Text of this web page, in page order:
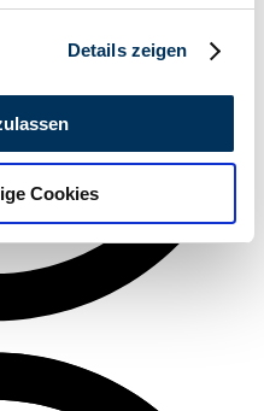
wir Informationen zu Ihrer
unsere Partner für
weiter. Unsere
möglicherweise mit
Sie ihnen bereitgestellt
Ihrer Nutzung der Dienste
Details zeigen
Cookies